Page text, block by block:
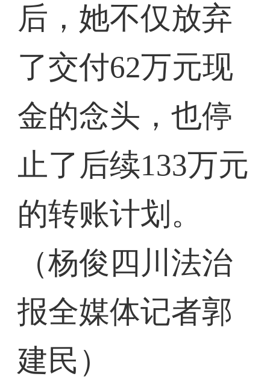
后，她不仅放弃
了交付62万元现
金的念头，也停
止了后续133万元
的转账计划。
（杨俊四川法治
报全媒体记者郭
建民）